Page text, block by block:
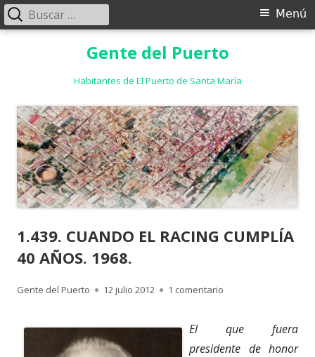
Gente del Puerto
Habitantes de El Puerto de Santa María
Menú
Menú
Buscar:
1.439. CUANDO EL RACING CUMPLÍA
40 AÑOS. 1968.
Autor
Gente del Puerto
Publicado
12 julio 2012 1 comentario
El que fuera
presidente de honor